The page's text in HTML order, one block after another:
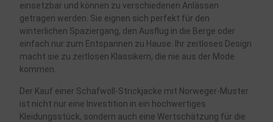
einsetzbar und können zu verschiedenen Anlässen
getragen werden. Sie eignen sich perfekt für den
winterlichen Spaziergang, den Ausflug in die Berge oder
einfach nur zum Entspannen zu Hause. Ihr zeitloses Design
macht sie zu zeitlosen Klassikern, die nie aus der Mode
kommen.
Der Kauf einer Schafwoll-Strickjacke mit Norweger-Muster
ist nicht nur eine Investition in ein hochwertiges
Kleidungsstück, sondern auch eine Wertschätzung für die